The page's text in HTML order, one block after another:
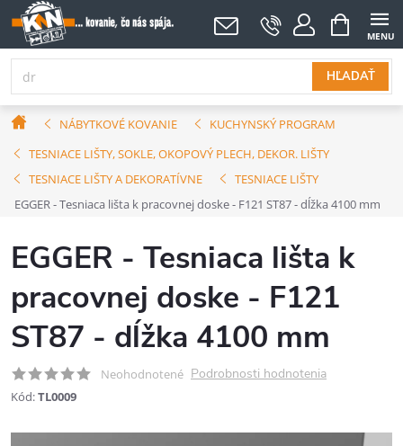
Prejsť
na
obsah
HĽADAŤ
NÁKUPNÝ
KOŠÍK
DomovNÁBYTKOVÉ KOVANIE
KUCHYNSKÝ PROGRAM
TESNIACE LIŠTY, SOKLE, OKOPOVÝ PLECH, DEKOR. LIŠTY
TESNIACE LIŠTY A DEKORATÍVNE
TESNIACE LIŠTY
EGGER - Tesniaca lišta k pracovnej doske - F121 ST87 - dĺžka 4100 mm
EGGER - Tesniaca lišta k
pracovnej doske - F121
ST87 - dĺžka 4100 mm
Neohodnotené Podrobnosti hodnotenia
Kód:TL0009